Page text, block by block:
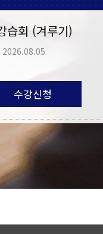
습회 (겨루기)
2026.08.05
수강신청
습회 (품새)